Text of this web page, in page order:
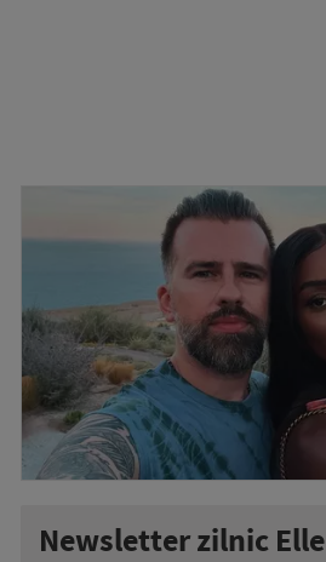
Newsletter zilnic Elle